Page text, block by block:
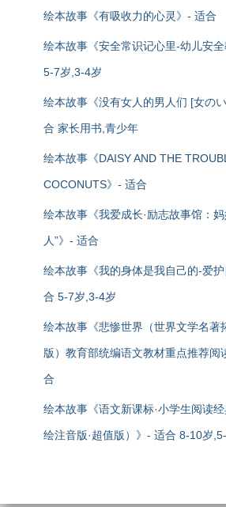
绘本故事《有吸收力的心灵》- 适合
绘本故事《安全常识记心里-幼儿安
5-7岁,3-4岁
绘本故事《没有女人的男人们 [女の
合 家长用书,青少年
绘本故事《DAISY AND THE
COCONUTS》- 适合
绘本故事《我爱成长·励志故事馆：
人”》- 适合
绘本故事《我的身体是我自己的-爱
合 5-7岁,3-4岁
绘本故事《悲惨世界（世界文学名著
版）教育部统编语文教材重点推荐阅
合
绘本故事《语文新课标·小学生阅读
绘注音版·超值版）》- 适合 8-10岁